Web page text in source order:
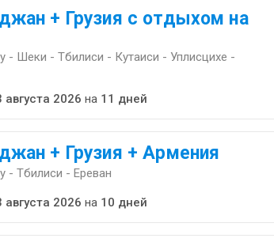
+ Грузия с отдыхом на
- Шеки - Тбилиси - Кутаиси - Уплисцихе -
августа 2026 на 11 дней
+ Грузия + Армения
- Тбилиси - Ереван
августа 2026 на 10 дней